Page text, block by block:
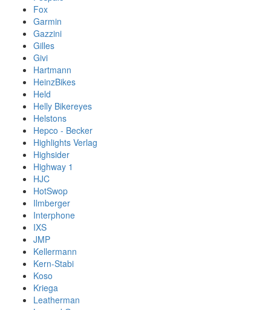
Fox
Garmin
Gazzini
Gilles
Givi
Hartmann
HeinzBikes
Held
Helly Bikereyes
Helstons
Hepco - Becker
Highlights Verlag
Highsider
Highway 1
HJC
HotSwop
Ilmberger
Interphone
IXS
JMP
Kellermann
Kern-Stabi
Koso
Kriega
Leatherman